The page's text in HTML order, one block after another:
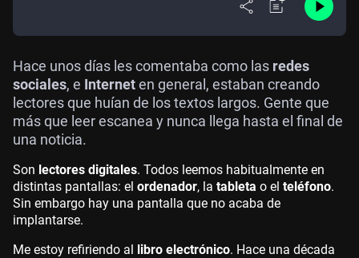
Hace unos días les comentaba como las redes
sociales, e Interneten general, estaban creando
lectores que huían de los textos largos. Gente que
más que leer escanea y nunca llega hasta el final de
una noticia.
Son lectores digitales. Todos leemos habitualmente en
distintas pantallas: el ordenador, la tableta o el teléfono.
Sin embargo hay una pantalla que no acaba de
implantarse.
Me estoy refiriendo al libro electrónico. Hace una década